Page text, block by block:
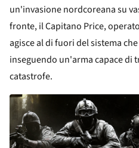
un'invasione nordcoreana su
fronte, il Capitano Price,
agisce al di fuori del sistema
inseguendo un'arma capace di
catastrofe.